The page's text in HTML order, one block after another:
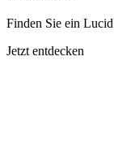
Finden Sie ein
Jetzt entdecken